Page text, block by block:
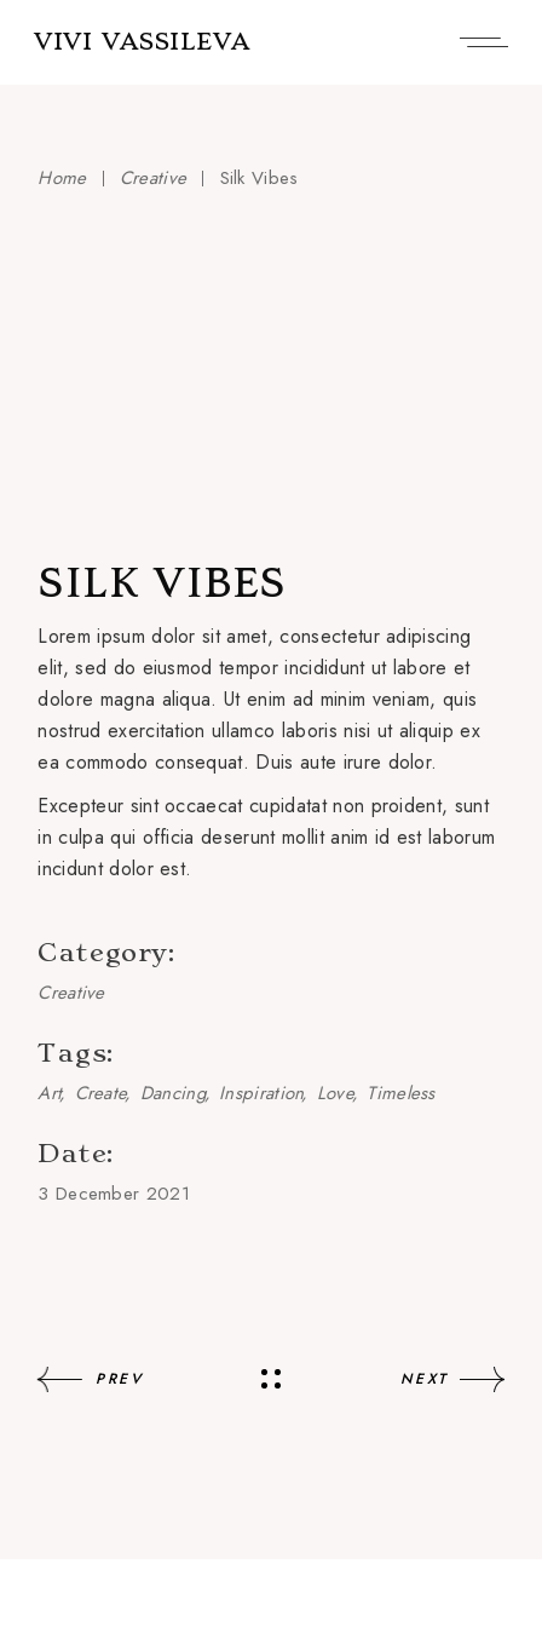
VIVI VASSILEVA
Home Creative Silk Vibes
SILK VIBES
Lorem ipsum dolor sit amet, consectetur adipiscing
elit, sed do eiusmod tempor incididunt ut labore et
dolore magna aliqua. Ut enim ad minim veniam, quis
nostrud exercitation ullamco laboris nisi ut aliquip ex
ea commodo consequat. Duis aute irure dolor.
Excepteur sint occaecat cupidatat non proident, sunt
in culpa qui officia deserunt mollit anim id est laborum
incidunt dolor est.
Category:
Creative
Tags:
Art Create Dancing Inspiration Love Timeless
Date:
3 December 2021
PREV NEXT